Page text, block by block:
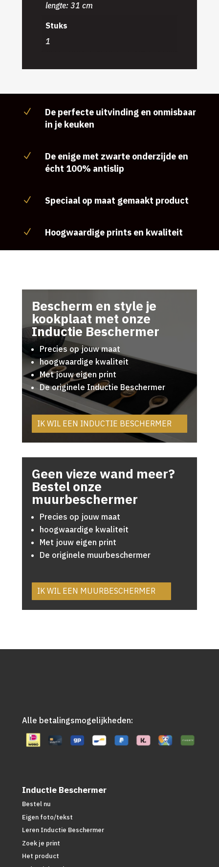
lengte: 31 cm
Stuks
1
N
De perfecte uitvinding en onmisbaar
in je keuken
N
De enige met zwarte onderzijde en
écht 100% antislip
N Speciaal op maat gemaakt product
N Hoogwaardige prints en kwaliteit
Bescherm en style je
kookplaat met onze
Inductie Beschermer
Precies op jouw maat
hoogwaardige kwaliteit
Met jouw eigen print
De originele Inductie Beschermer
IK WIL EEN INDUCTIE BESCHERMER
Geen vieze wand meer?
Bestel onze
muurbeschermer
Precies op jouw maat
hoogwaardige kwaliteit
Met jouw eigen print
De originele muurbeschermer
IK WIL EEN MUURBESCHERMER
Alle betalingsmogelijkheden:
Inductie Beschermer
Bestel nu
Eigen foto/tekst
Leren Inductie Beschermer
Zoek je print
Het product